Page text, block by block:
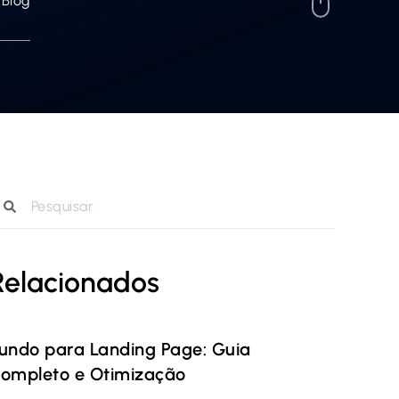
para Landing Page: Guia
e Otimização